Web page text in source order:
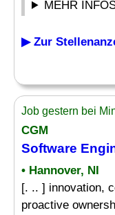
MEHR
▶ Zur
Job gestern bei
CGM
Software
• Hannover, NI
[. .. ] innovation,
proactive